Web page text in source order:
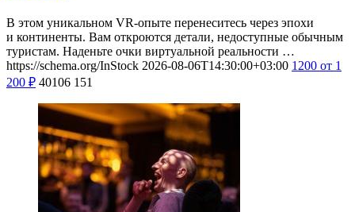
В этом уникальном VR-опыте перенеситесь через эпохи
и континенты. Вам откроются детали, недоступные обычным
туристам. Наденьте очки виртуальной реальности …
https://schema.org/InStock 2026-08-06T14:30:00+03:00 1200 от 1
200 ₽ 40106 151